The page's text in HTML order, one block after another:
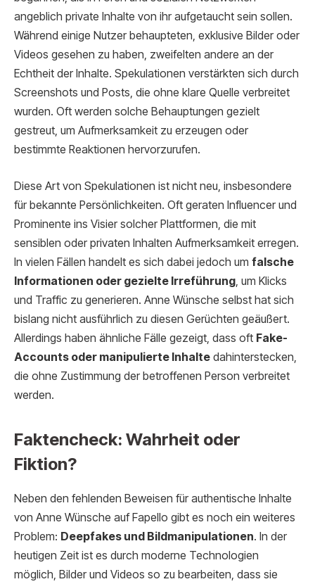
angeblich private Inhalte von ihr aufgetaucht sein sollen.
Während einige Nutzer behaupteten, exklusive Bilder oder
Videos gesehen zu haben, zweifelten andere an der
Echtheit der Inhalte. Spekulationen verstärkten sich durch
Screenshots und Posts, die ohne klare Quelle verbreitet
wurden. Oft werden solche Behauptungen gezielt
gestreut, um Aufmerksamkeit zu erzeugen oder
bestimmte Reaktionen hervorzurufen.
Diese Art von Spekulationen ist nicht neu, insbesondere
für bekannte Persönlichkeiten. Oft geraten Influencer und
Prominente ins Visier solcher Plattformen, die mit
sensiblen oder privaten Inhalten Aufmerksamkeit erregen.
In vielen Fällen handelt es sich dabei jedoch um falsche
Informationen oder gezielte Irreführung , um Klicks
und Traffic zu generieren. Anne Wünsche selbst hat sich
bislang nicht ausführlich zu diesen Gerüchten geäußert.
Allerdings haben ähnliche Fälle gezeigt, dass oft Fake-
Accounts oder manipulierte Inhalte dahinterstecken,
die ohne Zustimmung der betroffenen Person verbreitet
werden.
Faktencheck: Wahrheit oder
Fiktion?
Neben den fehlenden Beweisen für authentische Inhalte
von Anne Wünsche auf Fapello gibt es noch ein weiteres
Problem: Deepfakes und Bildmanipulationen. In der
heutigen Zeit ist es durch moderne Technologien
möglich, Bilder und Videos so zu bearbeiten, dass sie